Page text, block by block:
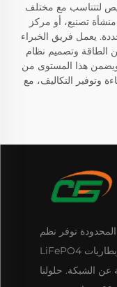
لتتناسب مع مختلف
تصنيع، أو مركز
يعمل فريق الخبراء
الطاقة وتصميم نظام
ويضمن هذا المستوى من
وتوفير التكاليف، مع
توفر نظم
تخزين الطاقة الشمسية المنزلية وبطاريات LiFePO4
عن الشبكة. حلولنا